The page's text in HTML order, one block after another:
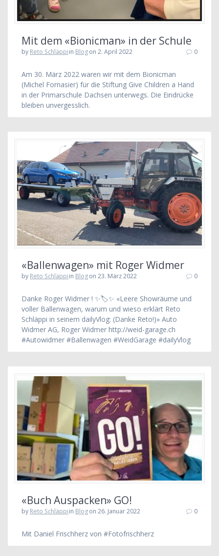
Mit dem «Bionicman» in der Schule
by Reto Schläppiin Blogon 2. April 2022 0
Am 30. März 2022 waren wir mit dem Bionicman
(Michel Fornasier) für die Stiftung Give Children a Hand
in der Primarschule Dachsen unterwegs. Die Eindrücke
bleiben unvergesslich.
«Ballenwagen» mit Roger Widmer
by Reto Schläppiin Blogon 23. März 2022 0
Danke Roger Widmer ! ✨🏷✨ «Leere Showräume und
voller Ballenwagen, warum und wieso erklärt Reto
Schläppi in seinem dailyVlog: (Danke Reto!)» Auto
Widmer AG, Roger Widmer http://weid-garage.ch
#Autowidmer #Ballenwagen #WeidGarage #dailyVlog
«Buch Auspacken» GO!
by Reto Schläppiin Blogon 26. Januar 2022 0
Mit Daniel Frischherz von #Fotofrischherz